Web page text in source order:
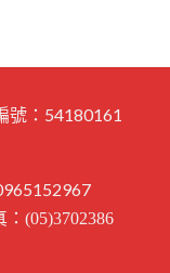
號：54180161
(05)3702386